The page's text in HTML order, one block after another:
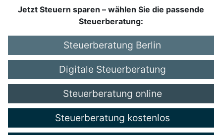
Jetzt Steuern sparen – wählen Sie die passende
Steuerberatung:
Steuerberatung Berlin
Digitale Steuerberatung
Steuerberatung online
Steuerberatung kostenlos